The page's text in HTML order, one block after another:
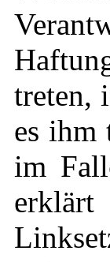
treten,
es ihm
im